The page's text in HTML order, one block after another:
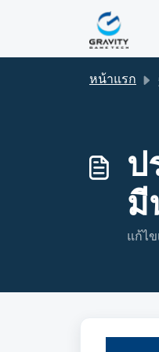
ข้ามไปยังเนื้
หน้าแรก
ป
มี
แก้ไข